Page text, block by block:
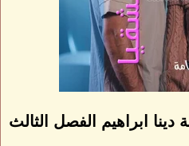
دينا ابراهيم الفصل الثالث